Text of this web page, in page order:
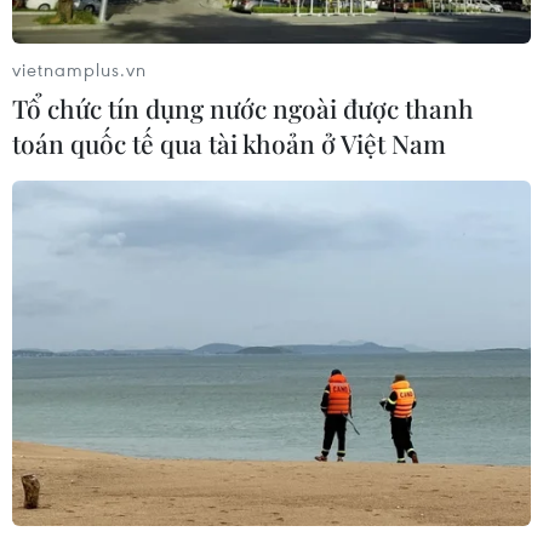
Dắt chó đi dạo không đúng quy
định, bị phạt đến 2 triệu đồng?
08/08/2026 04:16
CHUYỆN TUẦN QUA: Cảnh
báo nạn "giang hồ mạng” kéo những
hệ lụy ảo tràn ra đời thực
Quảng Trị triệt phá đường dây vận
chuyển hơn 210kg vật liệu nổ
08/08/2026 01:59
Cần Thơ: Khởi tố 19 bị can trong vụ
vietnamplus.vn
Tổ chức tín dụng nước ngoài được thanh
toán quốc tế qua tài khoản ở Việt Nam